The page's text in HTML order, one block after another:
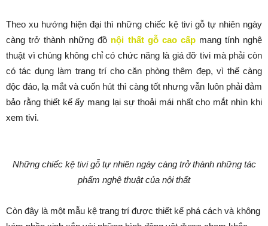
Theo xu hướng hiện đại thì những chiếc kệ tivi gỗ tự nhiên ngày
càng trở thành những đồ nội thất gỗ cao cấpmang tính nghệ
thuật vì chúng không chỉ có chức năng là giá đỡ tivi mà phải còn
có tác dụng làm trang trí cho căn phòng thêm đẹp, vì thế càng
độc đáo, lạ mắt và cuốn hút thì càng tốt nhưng vẫn luôn phải đảm
bảo rằng thiết kế ấy mang lại sự thoải mái nhất cho mắt nhìn khi
xem tivi.
Những chiếc kệ tivi gỗ tự nhiên ngày càng trở thành những tác
phẩm nghệ thuật của nội thất
Còn đây là một mẫu kệ trang trí được thiết kế phá cách và không